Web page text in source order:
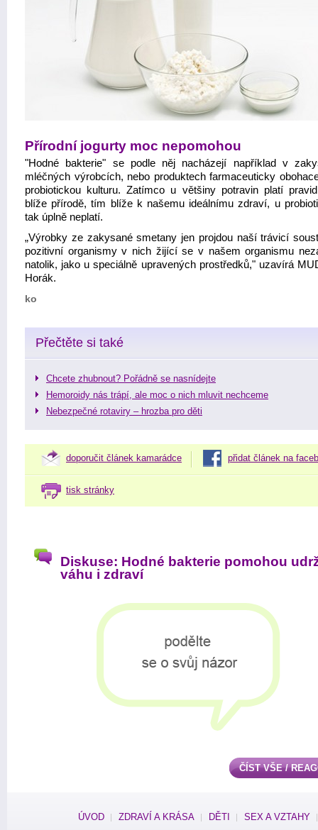
Přírodní jogurty moc nepomohou
"Hodné bakterie" se podle něj nacházejí například v
mléčných výrobcích, nebo produktech farmaceuticky
probiotickou kulturu. Zatímco u většiny potravin platí
blíže přírodě, tím blíže k našemu ideálnímu zdraví, u
tak úplně neplatí.
„Výrobky ze zakysané smetany jen projdou naší trávicí
pozitivní organismy v nich žijící se v našem organismu
natolik, jako u speciálně upravených prostředků," uzavírá
Horák.
ko
Přečtěte si také
Chcete zhubnout? Pořádně se nasnídejte
Hemoroidy nás trápí, ale moc o nich mluvit nechceme
Nebezpečné rotaviry – hrozba pro děti
doporučit článek kamarádce přidat článek na
tisk stránky
Diskuse: Hodné bakterie pomohou
váhu i zdraví
ČÍST VŠE /
ÚVOD ZDRAVÍ A KRÁSA DĚTI SEX A VZTAHY